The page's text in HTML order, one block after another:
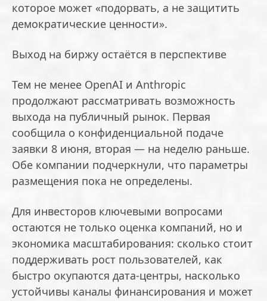
которое может «подорвать, а не защитить
демократические ценности».
Выход на биржу остаётся в перспективе
Тем не менее OpenAI и Anthropic
продолжают рассматривать возможность
выхода на публичный рынок. Первая
сообщила о конфиденциальной подаче
заявки 8 июня, вторая — на неделю раньше.
Обе компании подчеркнули, что параметры
размещения пока не определены.
Для инвесторов ключевыми вопросами
остаются не только оценка компаний, но и
экономика масштабирования: сколько стоит
поддерживать рост пользователей, как
быстро окупаются дата-центры, насколько
устойчивы каналы финансирования и может